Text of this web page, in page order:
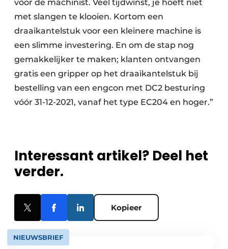
voor de machinist. Veel tijdwinst, je hoeft niet
met slangen te klooien. Kortom een
draaikantelstuk voor een kleinere machine is
een slimme investering. En om de stap nog
gemakkelijker te maken; klanten ontvangen
gratis een gripper op het draaikantelstuk bij
bestelling van een engcon met DC2 besturing
vóór 31-12-2021, vanaf het type EC204 en hoger.”
Interessant artikel? Deel het
verder.
Kopieer
NIEUWSBRIEF